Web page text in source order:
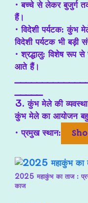
• बच्चे से लेकर बुजुर्ग
हैं।
• विदेशी पर्यटक: कुंभ
विदेशी पर्यटक भी बड़ी
• श्रद्धालु: विशेष
आते हैं।
3. कुंभ मेले की
कुंभ मेले का आयोजन
• प्रमुख स्थान:
2025 महाकुंभ का ताज :
काज